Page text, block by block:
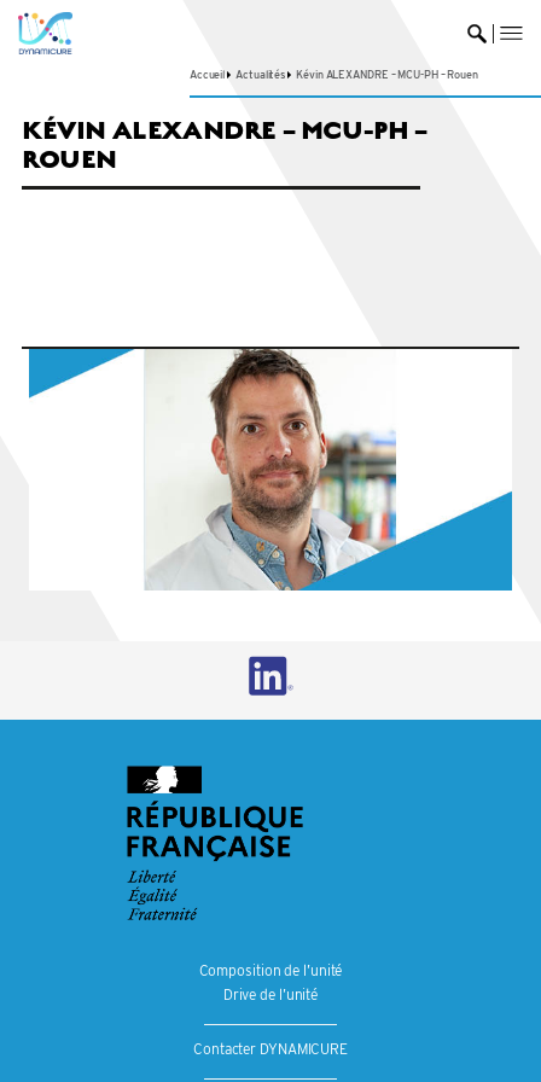
Accueil Actualités Kévin ALEXANDRE – MCU-PH – Rouen
KÉVIN ALEXANDRE – MCU-PH –
ROUEN
Composition de l’unité
Drive de l’unité
Contacter DYNAMICURE